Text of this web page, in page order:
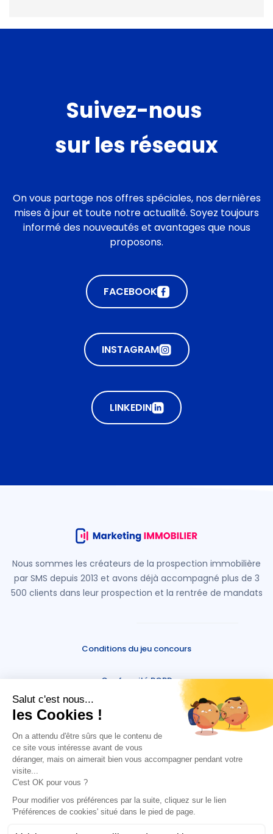
Suivez-nous
​sur les réseaux
On vous partage nos offres spéciales, nos dernières
mises à jour et toute notre actualité. Soyez toujours
informé des nouveautés et avantages que nous
proposons.
FACEBOOK
INSTAGRAM
LINKEDIN
Nous sommes les créateurs de la prospection immobilière
par SMS depuis 2013 et avons déjà accompagné plus de 3
500 clients dans leur prospection et la rentrée de mandats
Conditions du jeu concours
Conformité RGPD
Stop SMS